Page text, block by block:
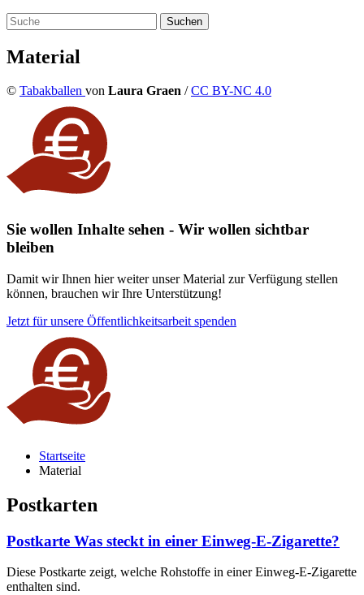
Material
© Tabakballen von Laura Graen /CC BY-NC 4.0
Sie wollen Inhalte sehen - Wir wollen sichtbar
bleiben
Damit wir Ihnen hier weiter unser Material zur Verfügung stellen
können, brauchen wir Ihre Unterstützung!
Jetzt für unsere Öffentlichkeitsarbeit spenden
Startseite
Material
Postkarten
Postkarte Was steckt in einer Einweg-E-Zigarette?
Diese Postkarte zeigt, welche Rohstoffe in einer Einweg-E-Zigarette
enthalten sind.